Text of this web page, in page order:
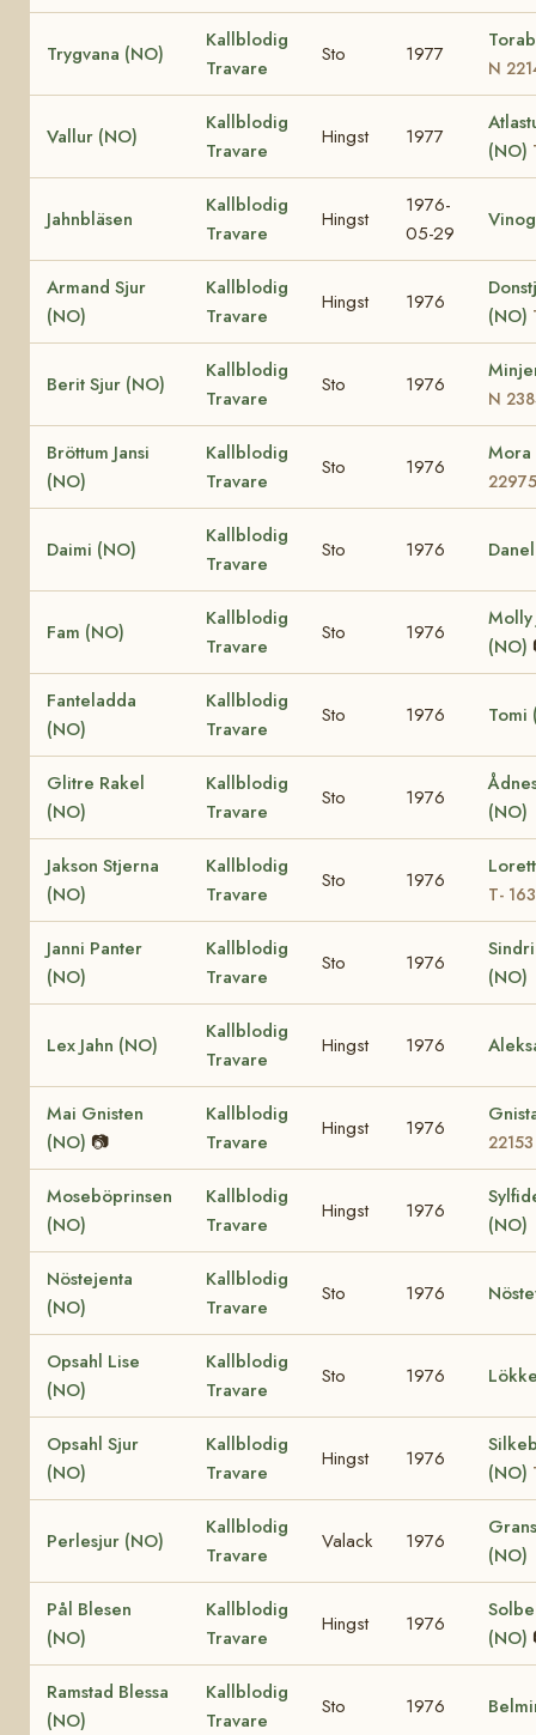
Trygvana (NO)
Kallblodig
Travare
Sto 1977
N
Vallur (NO)
Kallblodig
Travare
Hingst 1977
(NO)
Jahnbläsen
Kallblodig
Travare
Hingst
1976-
05-29
Armand Sjur
(NO)
Kallblodig
Travare
Hingst 1976
(NO)
Berit Sjur (NO)
Kallblodig
Travare
Sto 1976
N
Bröttum Jansi
(NO)
Kallblodig
Travare
Sto 1976
22975
Daimi (NO)
Kallblodig
Travare
Sto 1976
Fam (NO)
Kallblodig
Travare
Sto 1976
Molly
(NO)
Fanteladda
(NO)
Kallblodig
Travare
Sto 1976 Tomi
Glitre Rakel
(NO)
Kallblodig
Travare
Sto 1976
(NO)
Jakson Stjerna
(NO)
Kallblodig
Travare
Sto 1976
T-
Janni Panter
(NO)
Kallblodig
Travare
Sto 1976
(NO)
Lex Jahn (NO)
Kallblodig
Travare
Hingst 1976
Mai Gnisten
(NO) 📷
Kallblodig
Travare
Hingst 1976
22153
Moseböprinsen
(NO)
Kallblodig
Travare
Hingst 1976
(NO)
Nöstejenta
(NO)
Kallblodig
Travare
Sto 1976
Opsahl Lise
(NO)
Kallblodig
Travare
Sto 1976
Opsahl Sjur
(NO)
Kallblodig
Travare
Hingst 1976
(NO)
Perlesjur (NO)
Kallblodig
Travare
Valack 1976
(NO)
Pål Blesen
(NO)
Kallblodig
Travare
Hingst 1976
(NO)
Ramstad Blessa
(NO)
Kallblodig
Travare
Sto 1976